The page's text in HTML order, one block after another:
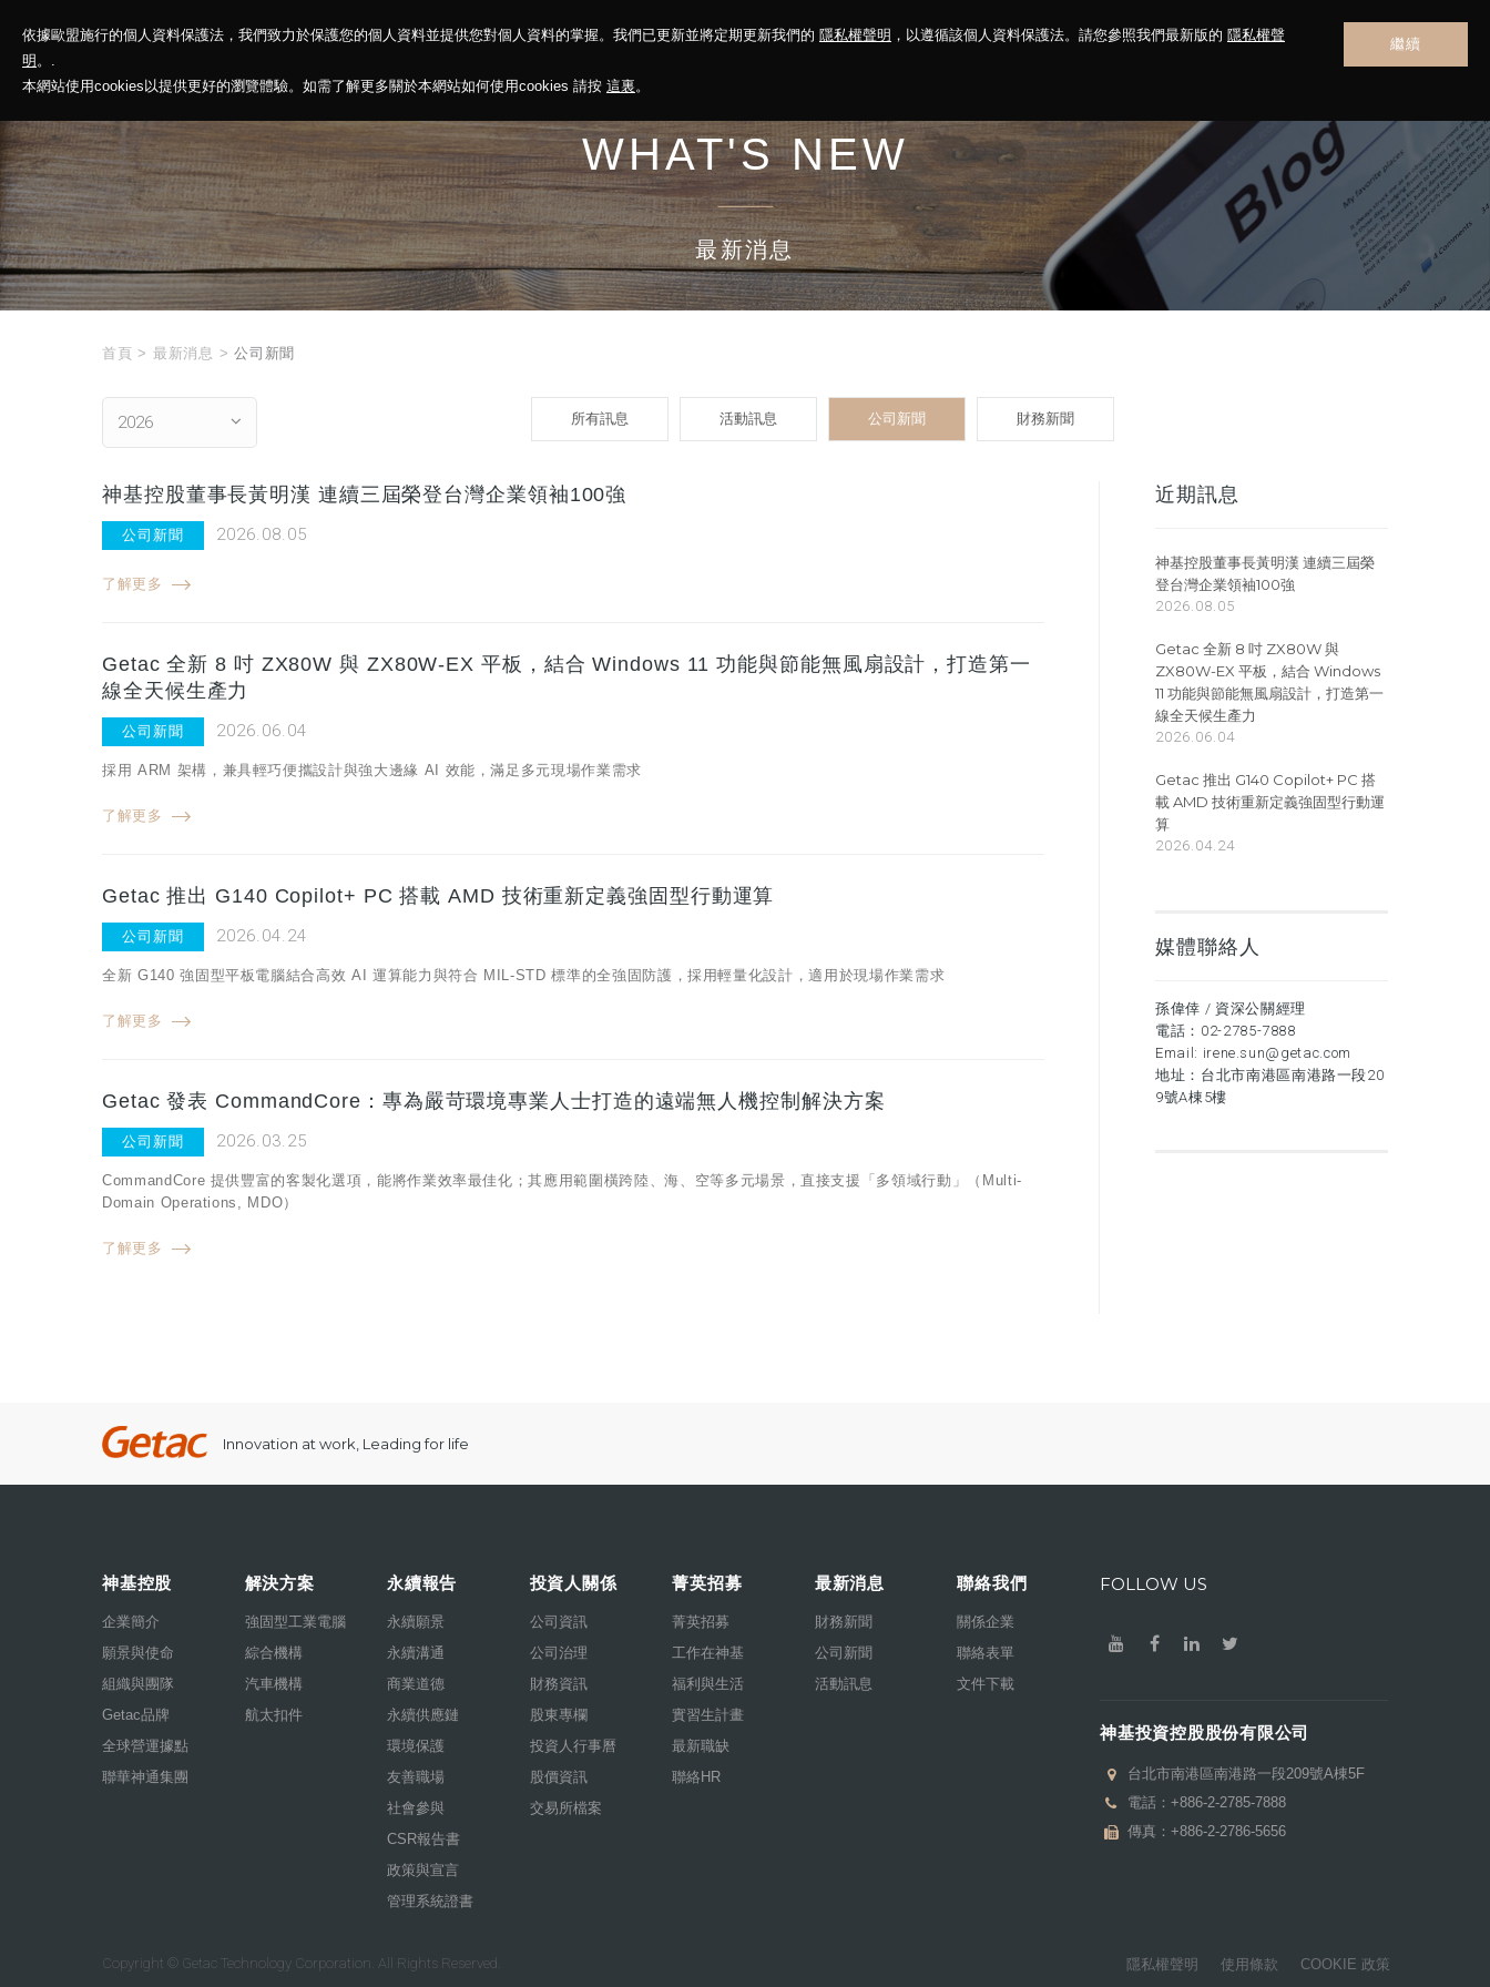
依據歐盟施行的個人資料保護法，我們致力於保護您的個人資料並提供您對個人資料的掌握。我們已更新並將定期更新我們的 隱私權聲明 ，以遵循該個人資料保護法。請您參照我們最新版的 隱私權聲
明 。.
本網站使用cookies以提供更好的瀏覽體驗。如需了解更多關於本網站如何使用cookies 請按 這裏。
繼續
神基投控 解決方案 永續報告 投資人關係 菁英招募 最新消息 聯絡我們
WHAT'S NEW
最新消息
首頁 > 最新消息 > 公司新聞
2026 所有訊息 活動訊息 公司新聞 財務新聞
神基控股董事長黃明漢 連續三屆榮登台灣企業領袖100強
公司新聞 2026.08.05
了解更多
Getac 全新 8 吋 ZX80W 與 ZX80W-EX 平板，結合 Windows 11 功能與節能無風扇設計，打造第一
線全天候生產力
公司新聞 2026.06.04
採用 ARM 架構，兼具輕巧便攜設計與強大邊緣 AI 效能，滿足多元現場作業需求
了解更多
Getac 推出 G140 Copilot+ PC 搭載 AMD 技術重新定義強固型行動運算
公司新聞 2026.04.24
全新 G140 強固型平板電腦結合高效 AI 運算能力與符合 MIL-STD 標準的全強固防護，採用輕量化設計，適用於現場作業需求
了解更多
Getac 發表 CommandCore：專為嚴苛環境專業人士打造的遠端無人機控制解決方案
公司新聞 2026.03.25
CommandCore 提供豐富的客製化選項，能將作業效率最佳化；其應用範圍橫跨陸、海、空等多元場景，直接支援「多領域行動」（Multi-
Domain Operations, MDO）
了解更多
近期訊息
神基控股董事長黃明漢 連續三屆榮
登台灣企業領袖100強
2026.08.05
Getac 全新 8 吋 ZX80W 與
ZX80W-EX 平板，結合 Windows
11 功能與節能無風扇設計，打造第一
線全天候生產力
2026.06.04
Getac 推出 G140 Copilot+ PC 搭
載 AMD 技術重新定義強固型行動運
算
2026.04.24
媒體聯絡人
孫偉倖 / 資深公關經理
電話： 02-2785-7888
Email: irene.sun@getac.com
地址：台北市南港區南港路一段20
9號A棟5樓
Innovation at work, Leading for life
神基控股
企業簡介
願景與使命
組織與團隊
Getac品牌
全球營運據點
聯華神通集團
解決方案
強固型工業電腦
綜合機構
汽車機構
航太扣件
永續報告
永續願景
永續溝通
商業道德
永續供應鏈
環境保護
友善職場
社會參與
CSR報告書
政策與宣言
管理系統證書
投資人關係
公司資訊
公司治理
財務資訊
股東專欄
投資人行事曆
股價資訊
交易所檔案
菁英招募
菁英招募
工作在神基
福利與生活
實習生計畫
最新職缺
聯絡HR
最新消息
財務新聞
公司新聞
活動訊息
聯絡我們
關係企業
聯絡表單
文件下載
FOLLOW US
神基投資控股股份有限公司
台北市南港區南港路一段209號A棟5F
電話： +886-2-2785-7888
傳真：+886-2-2786-5656
Copyright © Getac Technology Corporation. All Rights Reserved. 隱私權聲明 使用條款 COOKIE 政策